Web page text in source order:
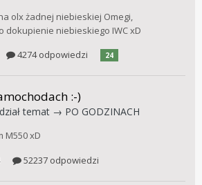
olx żadnej niebieskiej Omegi,
dokupienie niebieskiego IWC xD
4274 odpowiedzi 24
:-)
temat → PO GODZINACH
M550 xD
52237 odpowiedzi